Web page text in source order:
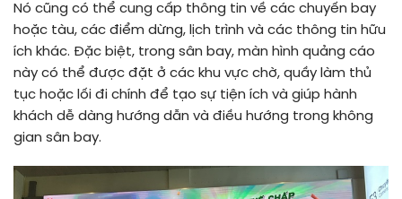
Nó cũng có thể cung cấp thông tin về các chuyến bay
hoặc tàu, các điểm dừng, lịch trình và các thông tin hữu
ích khác. Đặc biệt, trong sân bay, màn hình quảng cáo
này có thể được đặt ở các khu vực chờ, quầy làm thủ
tục hoặc lối đi chính để tạo sự tiện ích và giúp hành
khách dễ dàng hướng dẫn và điều hướng trong không
gian sân bay.